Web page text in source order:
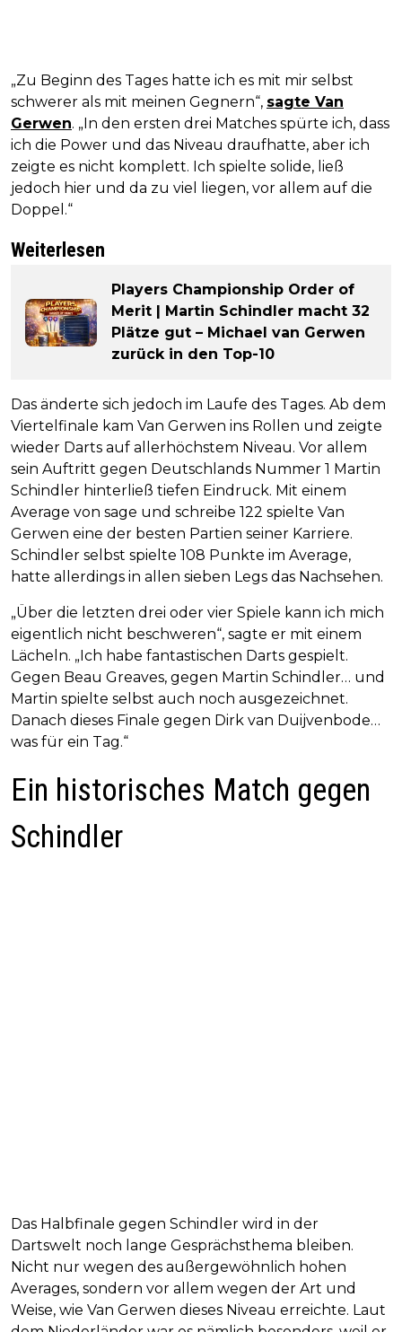
„Zu Beginn des Tages hatte ich es mit mir selbst
schwerer als mit meinen Gegnern“, sagte Van
Gerwen. „In den ersten drei Matches spürte ich, dass
ich die Power und das Niveau draufhatte, aber ich
zeigte es nicht komplett. Ich spielte solide, ließ
jedoch hier und da zu viel liegen, vor allem auf die
Doppel.“
Weiterlesen
Players Championship Order of
Merit | Martin Schindler macht 32
Plätze gut – Michael van Gerwen
zurück in den Top-10
Das änderte sich jedoch im Laufe des Tages. Ab dem
Viertelfinale kam Van Gerwen ins Rollen und zeigte
wieder Darts auf allerhöchstem Niveau. Vor allem
sein Auftritt gegen Deutschlands Nummer 1 Martin
Schindler hinterließ tiefen Eindruck. Mit einem
Average von sage und schreibe 122 spielte Van
Gerwen eine der besten Partien seiner Karriere.
Schindler selbst spielte 108 Punkte im Average,
hatte allerdings in allen sieben Legs das Nachsehen.
„Über die letzten drei oder vier Spiele kann ich mich
eigentlich nicht beschweren“, sagte er mit einem
Lächeln. „Ich habe fantastischen Darts gespielt.
Gegen Beau Greaves, gegen Martin Schindler… und
Martin spielte selbst auch noch ausgezeichnet.
Danach dieses Finale gegen Dirk van Duijvenbode…
was für ein Tag.“
Ein historisches Match gegen
Schindler
Das Halbfinale gegen Schindler wird in der
Dartswelt noch lange Gesprächsthema bleiben.
Nicht nur wegen des außergewöhnlich hohen
Averages, sondern vor allem wegen der Art und
Weise, wie Van Gerwen dieses Niveau erreichte. Laut